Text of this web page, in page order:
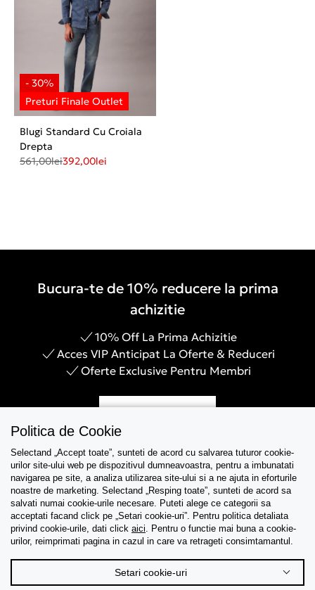
Blugi Standard Cu Croiala
Drepta
561,00lei392,00lei
Bucura-te de 10% reducere la prima
achizitie
10% Off La Prima Achizitie
Acces VIP Anticipat La Oferte & Reduceri
Oferte Exclusive Pentru Membri
Asistenta
Colectii
Tips & Guides
Politica de Cookie
Selectand „Accept toate”, sunteti de acord cu salvarea tuturor cookie-
urilor site-ului web pe dispozitivul dumneavoastra, pentru a imbunatati
navigarea pe site, a analiza utilizarea site-ului si a ne ajuta in eforturile
noastre de marketing. Selectand „Resping toate”, sunteti de acord sa
salvati numai cookie-urile necesare. Puteti alege ce categorii sa
acceptati facand click pe „Setari cookie-uri”. Pentru politica detaliata
privind cookie-urile, dati click aici. Pentru o functie mai buna a cookie-
urilor, reimprimati pagina in cazul in care va retrageti consimtamantul.
Setari cookie-uri